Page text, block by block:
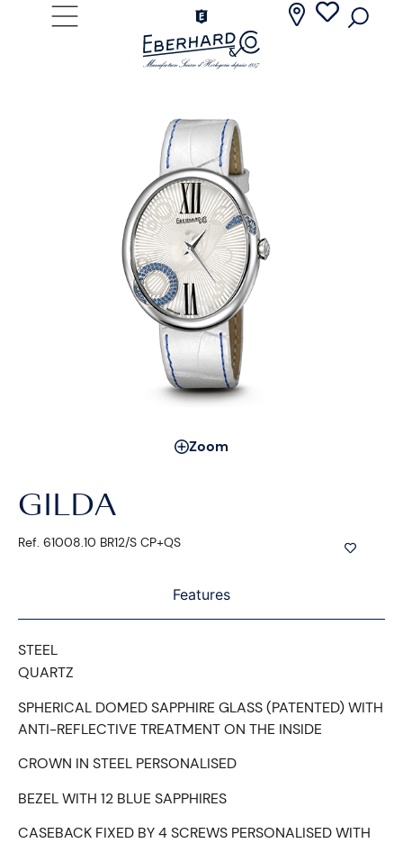
Zoom
GILDA
Ref. 61008.10 BR12/S CP+QS
Features
STEEL
QUARTZ
SPHERICAL DOMED SAPPHIRE GLASS (PATENTED) WITH
ANTI-REFLECTIVE TREATMENT ON THE INSIDE
CROWN IN STEEL PERSONALISED
BEZEL WITH 12 BLUE SAPPHIRES
CASEBACK FIXED BY 4 SCREWS PERSONALISED WITH